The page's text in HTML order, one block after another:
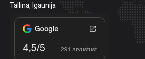
Tallina, Igaunija